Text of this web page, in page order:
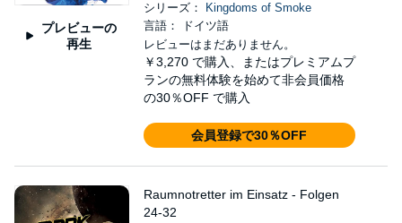
プレビューの
再生
シリーズ：
Kingdoms of Smoke
言語： ドイツ語
レビューはまだありません。
￥3,270 で購入、またはプレミアムプ
ランの無料体験を始めて非会員価格
の30％OFF で購入
会員登録で30％OFF
Raumnotretter im Einsatz - Folgen
24-32